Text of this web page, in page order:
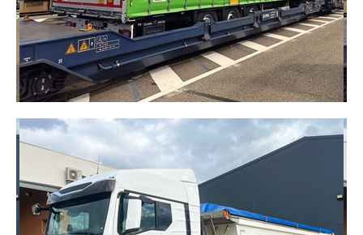
DÉCOUVRIR
SEMI-REMORQUE RAIL ROUTE
(P400)
Adaptée au transport combiné rail-route, elle